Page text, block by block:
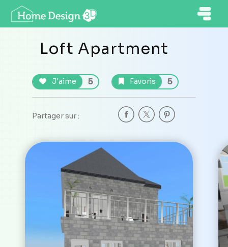
Loft Apartment
J'aime 5 Favoris 5
Partager sur :